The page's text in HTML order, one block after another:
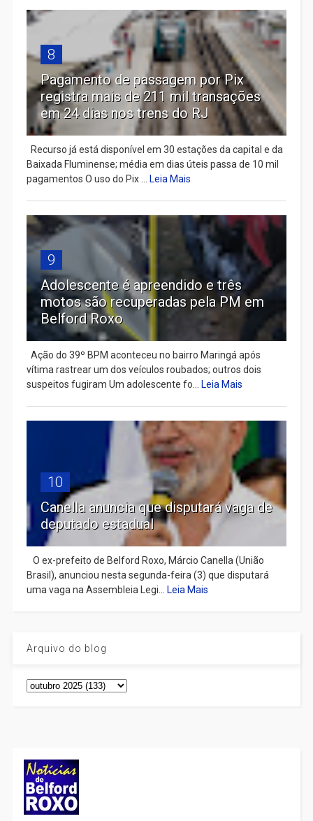
8
Pagamento de passagem por Pix
registra mais de 211 mil transações
em 24 dias nos trens do RJ
Recurso já está disponível em 30 estações da capital e da
Baixada Fluminense; média em dias úteis passa de 10 mil
pagamentos O uso do Pix ...
Leia Mais
9
Adolescente é apreendido e três
motos são recuperadas pela PM em
Belford Roxo
Ação do 39º BPM aconteceu no bairro Maringá após
vítima rastrear um dos veículos roubados; outros dois
suspeitos fugiram Um adolescente fo...
Leia Mais
10
Canella anuncia que disputará vaga de
deputado estadual
​ O ex-prefeito de Belford Roxo, Márcio Canella (União
Brasil), anunciou nesta segunda-feira (3) que disputará
uma vaga na Assembleia Legi...
Leia Mais
Arquivo do blog